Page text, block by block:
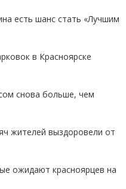
есть шанс стать «Лучшим
в Красноярске
снова больше, чем
жителей выздоровели от
ожидают красноярцев на